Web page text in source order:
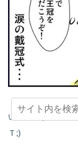
いいんです。王様
Ｔ;)